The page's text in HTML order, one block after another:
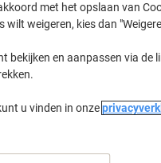
Aantal
met het opslaan van
weigeren, kies dan
bekijken en aanpassen via de
u vinden in onze